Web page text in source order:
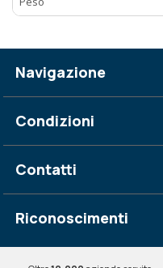
Navigazione
Condizioni
Contatti
Riconoscimenti